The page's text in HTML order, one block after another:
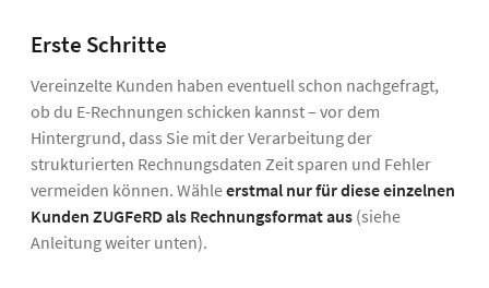
Erste Schritte
Vereinzelte Kunden haben eventuell schon nachgefragt,
ob du E-Rechnungen schicken kannst – vor dem
Hintergrund, dass Sie mit der Verarbeitung der
strukturierten Rechnungsdaten Zeit sparen und Fehler
vermeiden können. Wähleerstmal nur für diese einzelnen
Kunden ZUGFeRD als Rechnungsformat aus (siehe
Anleitung weiter unten).